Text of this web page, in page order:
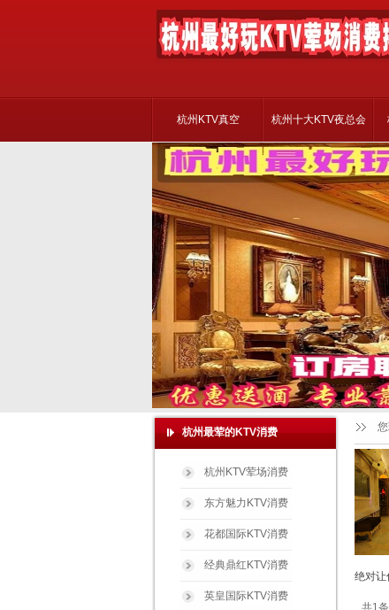
杭州KTV真空 杭州十大KTV夜总会
杭州最荤的KTV消费
杭州KTV荤场消费
东方魅力KTV消费
花都国际KTV消费
经典鼎红KTV消费
英皇国际KTV消费
绝对让
共1